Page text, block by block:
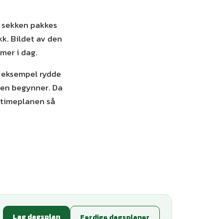
pakkes
Bildet av den
i dag.
rydde
begynner. Da
så
Lag dagsplan Ferdige dagsplaner